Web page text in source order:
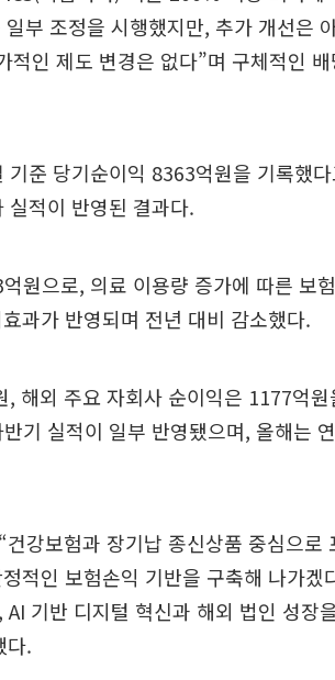
부 조정을 시행했지만, 추가 개선은
적인 제도 변경은 없다”며 구체적인
준 당기순이익 8363억원을 기록했
실적이 반영된 결과다.
원으로, 의료 이용량 증가에 따른 보
과가 반영되며 전년 대비 감소했다.
, 해외 주요 자회사 순이익은 1177억
기 실적이 일부 반영됐으며, 올해는
강보험과 장기납 종신상품 중심으로
적인 보험손익 기반을 구축해 나가겠
기반 디지털 혁신과 해외 법인 성장
다.